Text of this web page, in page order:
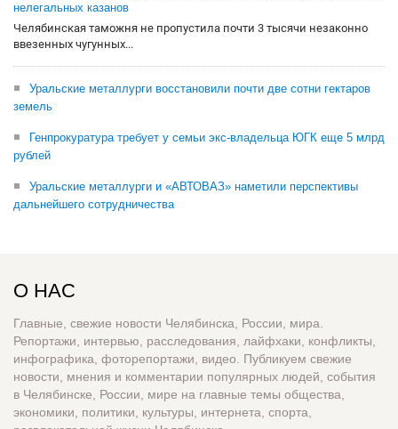
нелегальных казанов
Челябинская таможня не пропустила почти 3 тысячи незаконно
ввезенных чугунных...
Уральские металлурги восстановили почти две сотни гектаров
земель
Генпрокуратура требует у семьи экс-владельца ЮГК еще 5 млрд
рублей
Уральские металлурги и «АВТОВАЗ» наметили перспективы
дальнейшего сотрудничества
О НАС
Главные, свежие новости Челябинска, России, мира.
Репортажи, интервью, расследования, лайфхаки, конфликты,
инфографика, фоторепортажи, видео. Публикуем свежие
новости, мнения и комментарии популярных людей, события
в Челябинске, России, мире на главные темы общества,
экономики, политики, культуры, интернета, спорта,